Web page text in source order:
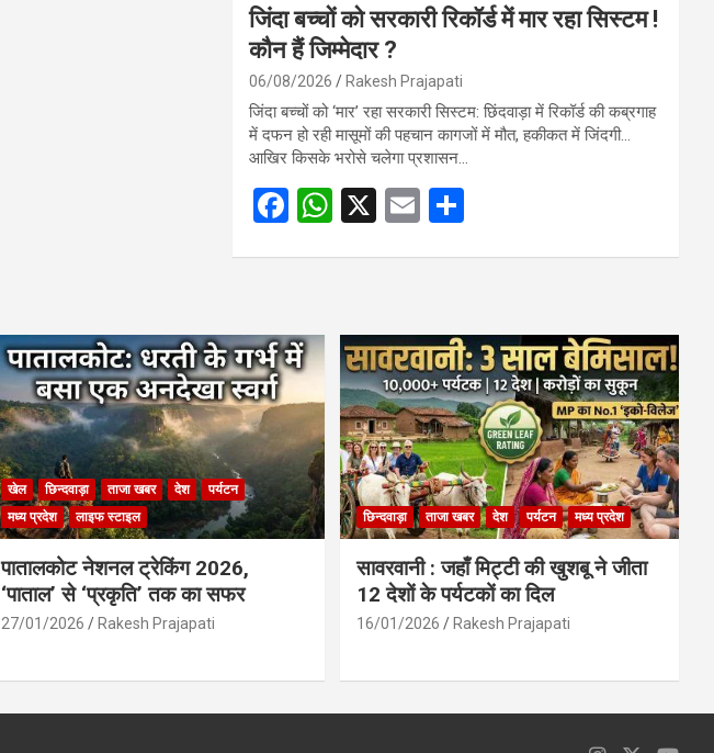
जिंदा बच्चों को सरकारी रिकॉर्ड में मार रहा सिस्टम !
कौन हैं जिम्मेदार ?
06/08/2026 Rakesh Prajapati
जिंदा बच्चों को ‘मार’ रहा सरकारी सिस्टम: छिंदवाड़ा में रिकॉर्ड की कब्रगाह
में दफन हो रही मासूमों की पहचान कागजों में मौत, हकीकत में जिंदगी…
आखिर किसके भरोसे चलेगा प्रशासन…
F
o
o
k
W
A
p
p
X
E
खेल छिन्दवाड़ा ताजा खबर देश
पर्यटन
मध्य प्रदेश
लाइफ स्टाइल
पातालकोट नेशनल ट्रेकिंग 2026,
‘पाताल’ से ‘प्रकृति’ तक का सफर
27/01/2026 Rakesh Prajapati
छिन्दवाड़ा ताजा खबर देश पर्यटन मध्य प्रदेश
सावरवानी : जहाँ मिट्टी की खुशबू ने जीता
12 देशों के पर्यटकों का दिल
16/01/2026 Rakesh Prajapati